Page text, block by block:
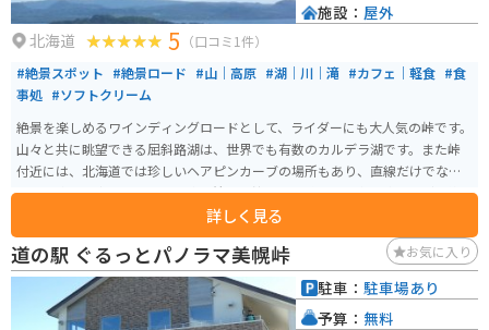
北海道 5 （口コミ1件）
#絶景スポット #絶景ロード #山｜高原 #湖｜川｜滝 #カフェ｜軽食 #食
事処 #ソフトクリーム
絶景を楽しめるワインディングロードとして、ライダーにも大人気の峠です。
山々と共に眺望できる屈斜路湖は、世界でも有数のカルデラ湖です。また峠
付近には、北海道では珍しいヘアピンカーブの場所もあり、直線だけでない
走りを楽しむ事もできます。辿り着いた峠からの眺めは、息を飲むほどの絶
詳しく見る
施設： 屋外
道の駅 ぐるっとパノラマ美幌峠 お気に入り
駐車： 駐車場あり
予算： 無料